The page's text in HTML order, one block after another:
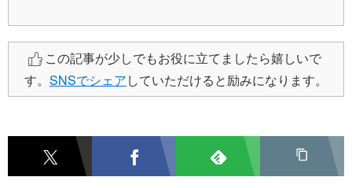
この記事が少しでもお役に立てましたら嬉しいで
す。 SNSでシェアしていただけると励みになります。